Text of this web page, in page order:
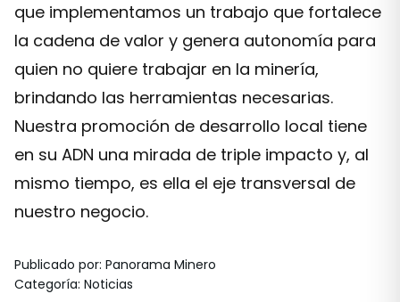
que implementamos un trabajo que fortalece
la cadena de valor y genera autonomía para
quien no quiere trabajar en la minería,
brindando las herramientas necesarias.
Nuestra promoción de desarrollo local tiene
en su ADN una mirada de triple impacto y, al
mismo tiempo, es ella el eje transversal de
nuestro negocio.
Publicado por: Panorama Minero
Categoría: Noticias